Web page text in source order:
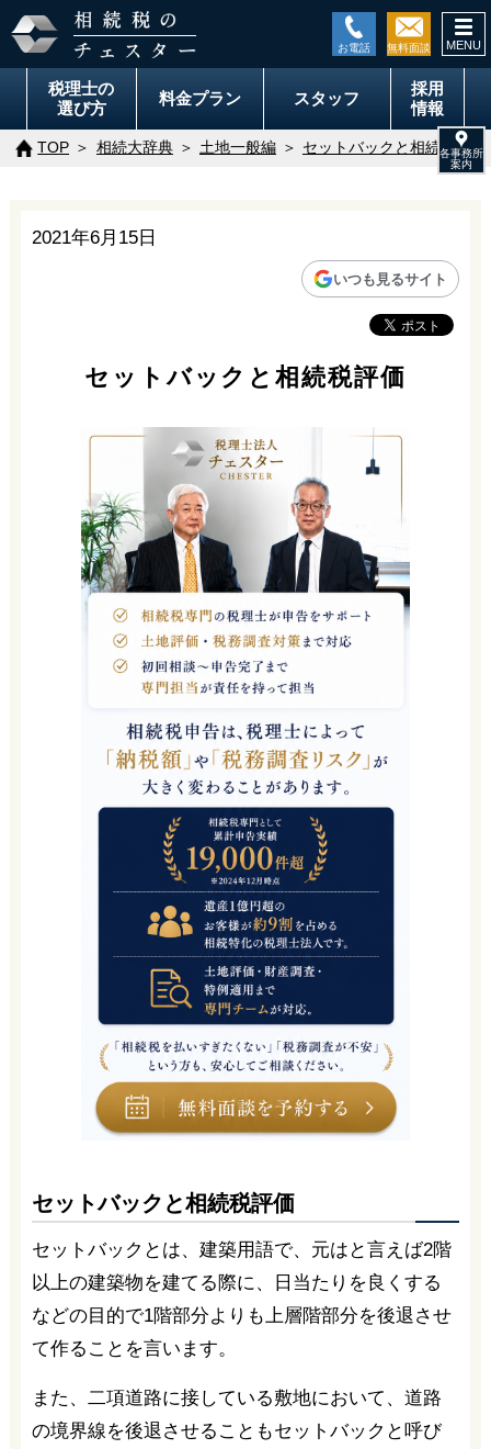
税理士の
選び方
料金プラン スタッフ
採用
情報
TOP 相続大辞典 土地一般編 セットバックと相続税評価
2021年6月15日
いつも見るサイト
セットバックと相続税評価
セットバックと相続税評価
セットバックとは、建築用語で、元はと言えば2階
以上の建築物を建てる際に、日当たりを良くする
などの目的で1階部分よりも上層階部分を後退させ
て作ることを言います。
また、二項道路に接している敷地において、道路
の境界線を後退させることもセットバックと呼び